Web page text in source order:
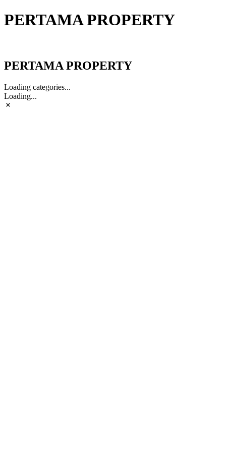
PERTAMA PROPERTY
PERTAMA PROPERTY
Loading categories...
Loading...